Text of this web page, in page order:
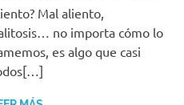
Mal aliento,
no importa cómo lo
es algo que casi